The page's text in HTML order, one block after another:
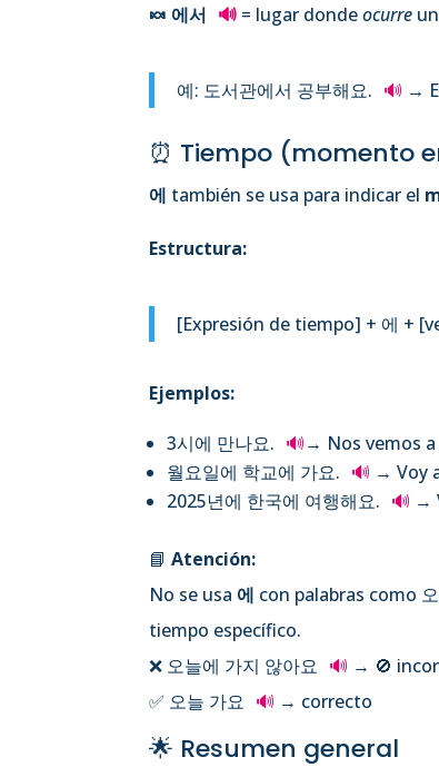
🍬 에서 🔊 = lugar dondeocurre
예: 도서관에서 공부해요. 🔊 →
⏰ Tiempo (momento
에 también se usa para indicar el
Estructura:
[Expresión de tiempo] + 에 +
Ejemplos:
3시에 만나요. 🔊→ Nos vemos a
월요일에 학교에 가요. 🔊 → Voy
2025년에 한국에 여행해요. 🔊 →
📘Atención:
No se usa 에 con palabras como
tiempo específico.
❌ 오늘에 가지 않아요 🔊 → 🚫
✅ 오늘 가요 🔊 → correcto
🌟 Resumen general